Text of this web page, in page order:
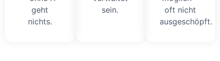
geht
nichts.
sein.
oft nicht
ausgeschöpft.